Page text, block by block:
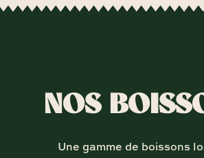
NOS
Une gamme de boissons